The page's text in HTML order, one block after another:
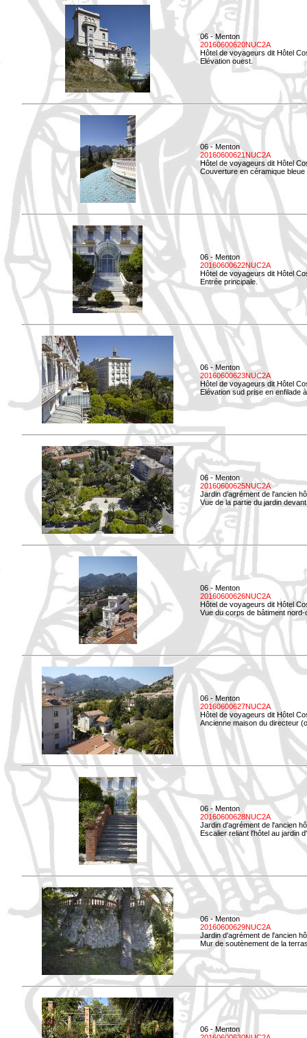
06 - Menton
20160600620NUC2A
Hôtel de voyageurs dit Hôtel
Elévation ouest.
06 - Menton
20160600621NUC2A
Hôtel de voyageurs dit Hôtel
Couverture en céramique
06 - Menton
20160600622NUC2A
Hôtel de voyageurs dit Hôtel
Entrée principale.
06 - Menton
20160600623NUC2A
Hôtel de voyageurs dit Hôtel
Elévation sud prise en enfilade
06 - Menton
20160600625NUC2A
Jardin d'agrément de l'ancien
Vue de la partie du jardin
06 - Menton
20160600626NUC2A
Hôtel de voyageurs dit Hôtel
Vue du corps de bâtiment
06 - Menton
20160600627NUC2A
Hôtel de voyageurs dit Hôtel
Ancienne maison du directeur
06 - Menton
20160600628NUC2A
Jardin d'agrément de l'ancien
Escalier reliant l'hôtel au jardin
06 - Menton
20160600629NUC2A
Jardin d'agrément de l'ancien
Mur de soutènement de la
06 - Menton